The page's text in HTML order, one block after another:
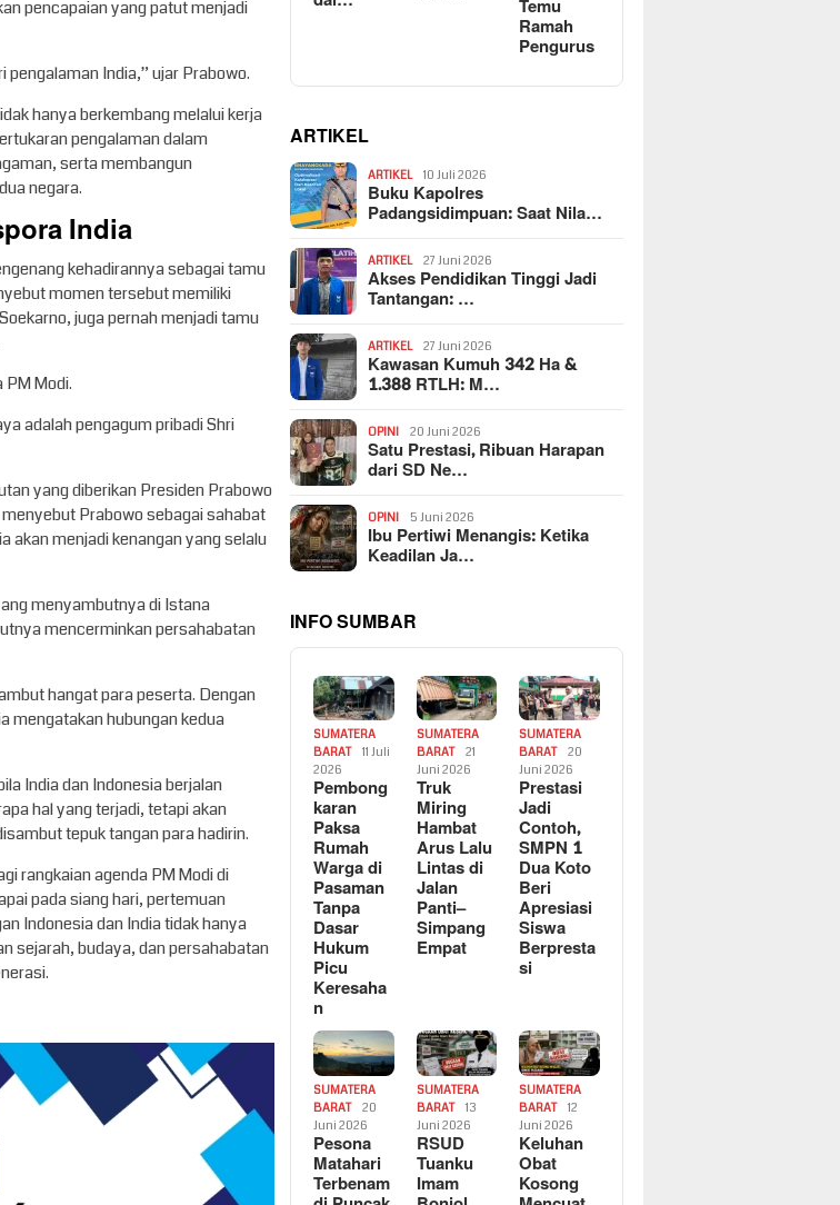
pencapaian yang patut menjadi
India,” ujar Prabowo.
hanya berkembang melalui kerja
pengalaman dalam
serta membangun
negara.
India
kehadirannya sebagai tamu
momen tersebut memiliki
juga pernah menjadi tamu
Modi.
adalah pengagum pribadi Shri
yang diberikan Presiden Prabowo
Prabowo sebagai sahabat
akan menjadi kenangan yang selalu
menyambutnya di Istana
mencerminkan persahabatan
hangat para peserta. Dengan
mengatakan hubungan kedua
India dan Indonesia berjalan
hal yang terjadi, tetapi akan
tepuk tangan para hadirin.
rangkaian agenda PM Modi di
pada siang hari, pertemuan
Indonesia dan India tidak hanya
sejarah, budaya, dan persahabatan
Temu
Ramah
Pengurus
ARTIKEL
ARTIKEL 10 Juli 2026
Buku Kapolres
Padangsidimpuan: Saat Nila…
ARTIKEL 27 Juni 2026
Akses Pendidikan Tinggi Jadi
Tantangan: …
ARTIKEL 27 Juni 2026
Kawasan Kumuh 342 Ha &
1.388 RTLH: M…
OPINI 20 Juni 2026
Satu Prestasi, Ribuan Harapan
dari SD Ne…
OPINI 5 Juni 2026
Ibu Pertiwi Menangis: Ketika
Keadilan Ja…
INFO SUMBAR
SUMATERA
BARAT
11 Juli
2026
Pembong
karan
Paksa
Rumah
Warga di
Pasaman
Tanpa
Dasar
Hukum
Picu
Keresaha
n
SUMATERA
BARAT
21
Juni 2026
Truk
Miring
Hambat
Arus Lalu
Lintas di
Jalan
Panti–
Simpang
Empat
SUMATERA
BARAT
20
Juni 2026
Prestasi
Jadi
Contoh,
SMPN 1
Dua Koto
Beri
Apresiasi
Siswa
Berpresta
si
SUMATERA
BARAT
20
Juni 2026
Pesona
Matahari
Terbenam
SUMATERA
BARAT
13
Juni 2026
RSUD
Tuanku
Imam
SUMATERA
BARAT
12
Juni 2026
Keluhan
Obat
Kosong